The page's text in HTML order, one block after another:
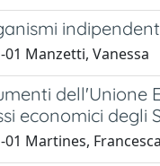
01 Manzetti, Vanessa
dell'Unione
economici degli
01 Martines, Francesca